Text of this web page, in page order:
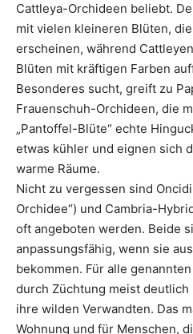
Cattleya-Orchideen beliebt.
mit vielen kleineren Blüten,
erscheinen, während
Blüten mit kräftigen Farben
Besonderes sucht, greift zu
Frauenschuh-Orchideen, die
„Pantoffel-Blüte“ echte
etwas kühler und eignen sich
warme Räume.
Nicht zu vergessen sind
Orchidee“) und Cambria-
oft angeboten werden. Beide
anpassungsfähig, wenn sie
bekommen. Für alle
durch Züchtung meist
ihre wilden Verwandten. Das
Wohnung und für Menschen,